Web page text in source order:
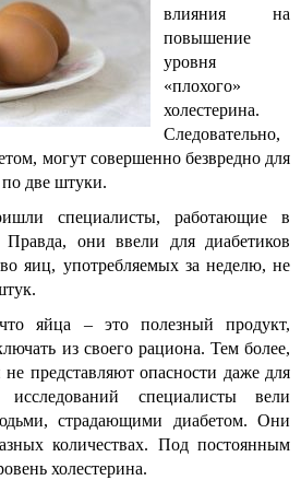
влияния на
повышение
уровня
«плохого»
холестерина.
Следовательно,
могут совершенно безвредно для
по две штуки.
специалисты, работающие в
Правда, они ввели для диабетиков
яиц, употребляемых за неделю, не
яйца – это полезный продукт,
из своего рациона. Тем более,
не представляют опасности даже для
специалисты вели
страдающими диабетом. Они
количествах. Под постоянным
холестерина.